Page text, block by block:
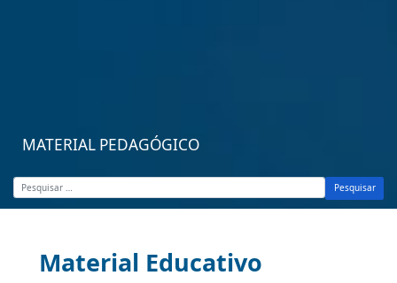
MATERIAL PEDAGÓGICO
Pesquisar